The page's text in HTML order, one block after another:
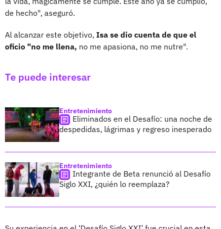
de hecho", aseguró.
Al alcanzar este objetivo, Isa se dio cuenta de que el
oficio "no me llena, no me apasiona, no me nutre".
Te puede interesar
Entretenimiento
Eliminados en el Desafío: una noche de
despedidas, lágrimas y regreso inesperado
Entretenimiento
Integrante de Beta renunció al Desafío
Siglo XXI, ¿quién lo reemplaza?